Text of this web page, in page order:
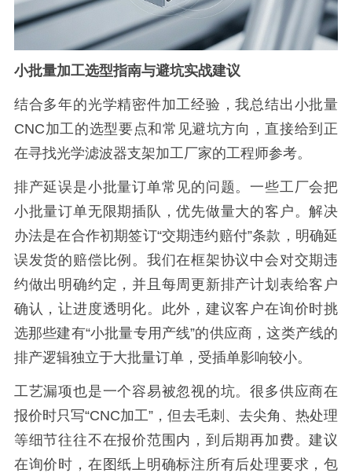
小批量加工选型指南与避坑实战建议
结合多年的光学精密件加工经验，我总结出小批量
CNC加工的选型要点和常见避坑方向，直接给到正
在寻找光学滤波器支架加工厂家的工程师参考。
排产延误是小批量订单常见的问题。一些工厂会把
小批量订单无限期插队，优先做量大的客户。解决
办法是在合作初期签订“交期违约赔付”条款，明确延
误发货的赔偿比例。我们在框架协议中会对交期违
约做出明确约定，并且每周更新排产计划表给客户
确认，让进度透明化。此外，建议客户在询价时挑
选那些建有“小批量专用产线”的供应商，这类产线的
排产逻辑独立于大批量订单，受插单影响较小。
工艺漏项也是一个容易被忽视的坑。很多供应商在
报价时只写“CNC加工”，但去毛刺、去尖角、热处理
等细节往往不在报价范围内，到后期再加费。建议
在询价时，在图纸上明确标注所有后处理要求，包